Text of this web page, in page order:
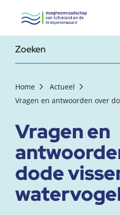
, startpagina
Zoekterm
Home
Actueel
Vragen en antwoorden over
Vragen en
dode